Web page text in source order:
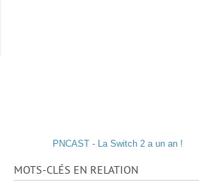
PNCAST - La Switch 2 a un an !
MOTS-CLÉS EN RELATION